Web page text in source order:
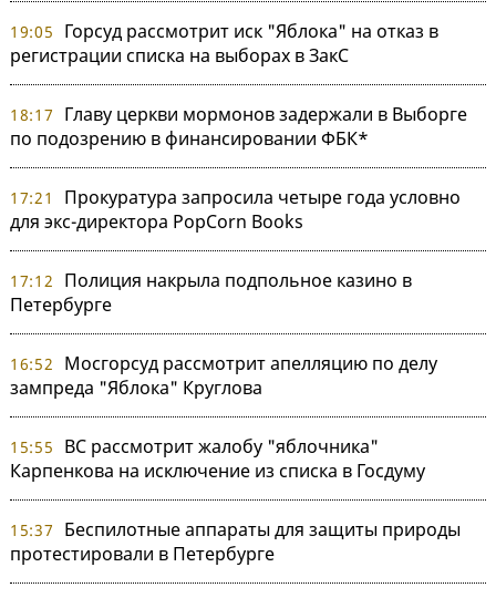
19:05
Горсуд рассмотрит иск "Яблока" на отказ в
регистрации списка на выборах в ЗакС
18:17
Главу церкви мормонов задержали в Выборге
по подозрению в финансировании ФБК*
17:21
Прокуратура запросила четыре года условно
для экс-директора PopCorn Books
17:12
Полиция накрыла подпольное казино в
Петербурге
16:52
Мосгорсуд рассмотрит апелляцию по делу
зампреда "Яблока" Круглова
15:55
ВС рассмотрит жалобу "яблочника"
Карпенкова на исключение из списка в Госдуму
15:37
Беспилотные аппараты для защиты природы
протестировали в Петербурге